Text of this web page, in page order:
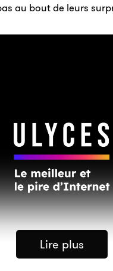
au bout de leurs
Lire plus